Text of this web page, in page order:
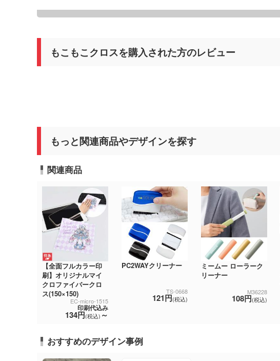
もこもこクロスを購入された方のレビュー
もっと関連商品やデザインを探す
関連商品
【全面フルカラー印
刷】オリジナルマイ
クロファイバークロ
ス(150×150)
EC-micro-1515
印刷代込み
134円(税込) ～
PC2WAYクリーナー
TS-0668
121円(税込)
ミームー ローラーク
リーナー
M36228
108円(税込)
おすすめのデザイン事例